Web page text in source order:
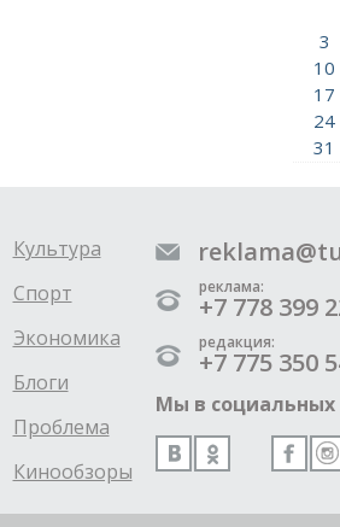
3
10
17
24
31
Культура
Спорт
Экономика
Блоги
Проблема
Кинообзоры
реклама:
+7 778 399
редакция:
+7 775 350
Мы в социальных